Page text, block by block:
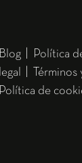
Blog| Política
legal
Política de